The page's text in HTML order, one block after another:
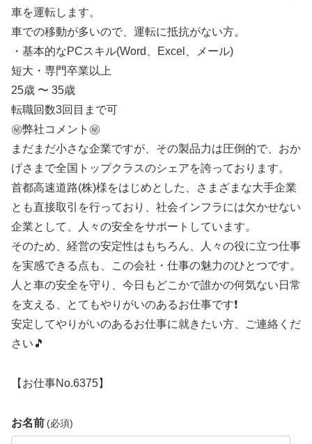
車を運転します。
車での移動が多いので、運転に抵抗がない方。
・基本的なPCスキル(Word、Excel、メール)
短大・専門卒業以上
25歳 〜 35歳
転職回数3回目まで可
㊙️弊社コメント㊙️
まだまだ小さな企業ですが、その製品力は圧倒的で、おか
げさまで全国トップクラスのシェアを誇っております。
首都高速道路(株)様をはじめとした、さまざまな大手企業
とも直接取引を行っており、社会インフラには欠かせない
企業として、人々の安全をサポートしています。
そのため、経営の安定性はもちろん、人々の役に立つ仕事
を実感できる点も、この会社・仕事の魅力のひとつです。
人と車の安全を守り、今日もどこかで誰かの何気ない日常
を支える、とてもやりがいのあるお仕事です❗
安定してやりがいのあるお仕事に就きたい方、ご連絡くだ
さい🎵
【お仕事No.6375】
お名前 (必須)